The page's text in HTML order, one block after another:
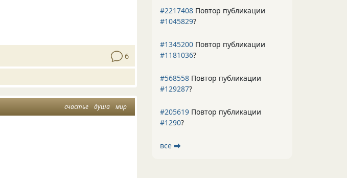
6
счастье душа мир
#2217408 Повтор публикации
#1045829?
#1345200 Повтор публикации
#1181036?
#568558 Повтор публикации
#129287?
#205619 Повтор публикации
#1290?
все ⮕